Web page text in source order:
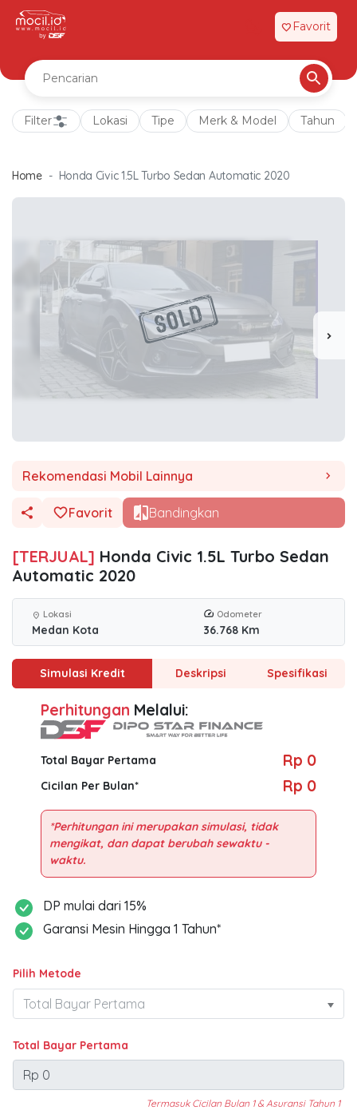
favorite Favorit
Filter Lokasi Tipe Merk & Model Tahun
Home Honda Civic 1.5L Turbo Sedan Automatic 2020
chevron_right
Rekomendasi Mobil Lainnya chevron_right
Favorit Bandingkan
[TERJUAL] Honda Civic 1.5L Turbo Sedan
Automatic 2020
location_on Lokasi
Medan Kota
Odometer
36.768 Km
Simulasi Kredit Deskripsi Spesifikasi
Perhitungan Melalui:
Total Bayar Pertama Rp 0
Cicilan Per Bulan* Rp 0
*Perhitungan ini merupakan simulasi, tidak
mengikat, dan dapat berubah sewaktu -
DP mulai dari 15%
Garansi Mesin Hingga 1 Tahun*
Pilih Metode
Total Bayar Pertama
Termasuk Cicilan Bulan 1 & Asuransi Tahun 1